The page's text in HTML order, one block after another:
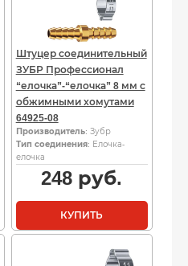
Штуцер соединительный
ЗУБР Профессионал
“елочка”-“елочка” 8 мм с
обжимными хомутами
64925-08
Производитель: Зубр
Тип соединения: Елочка-
елочка
248 руб.
КУПИТЬ